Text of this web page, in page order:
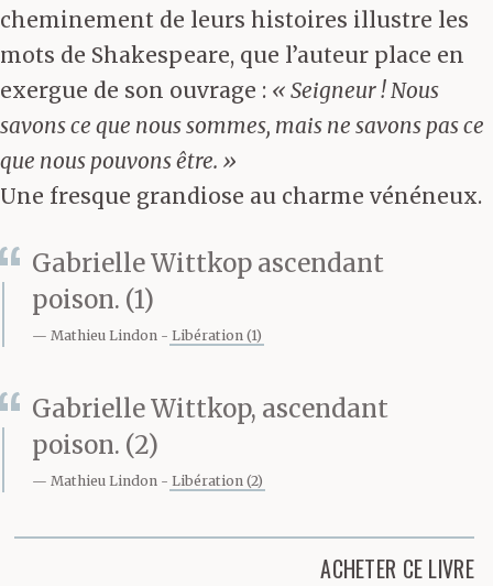
cheminement de leurs histoires illustre les
mots de Shakespeare, que l’auteur place en
exergue de son ouvrage : « Seigneur ! Nous
savons ce que nous sommes, mais ne savons pas ce
que nous pouvons être. »
Une fresque grandiose au charme vénéneux.
Gabrielle Wittkop ascendant
poison. (1)
Mathieu Lindon Libération (1)
Gabrielle Wittkop, ascendant
poison. (2)
Mathieu Lindon Libération (2)
ACHETER CE LIVRE